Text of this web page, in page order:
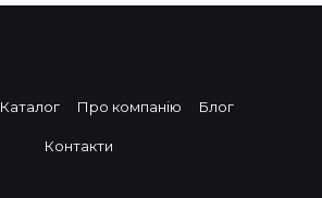
Каталог Про компанію Блог
Контакти